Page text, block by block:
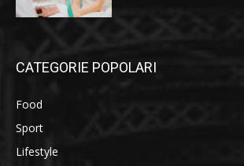
CATEGORIE POPOLARI
Food
Sport
Lifestyle